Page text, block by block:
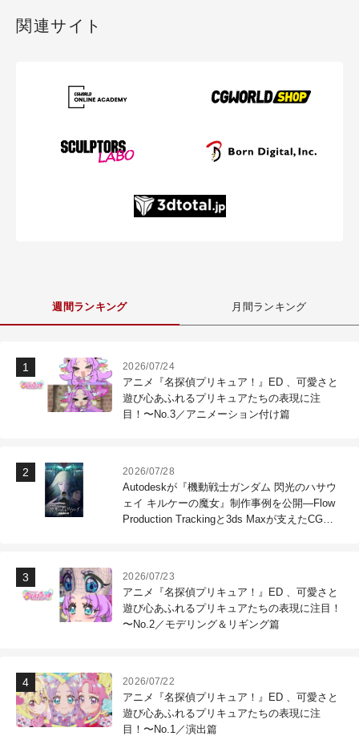
関連サイト
週間ランキング 月間ランキング
2026/07/24
アニメ『名探偵プリキュア！』ED 、可愛さと
遊び心あふれるプリキュアたちの表現に注
目！〜No.3／アニメーション付け篇
2026/07/28
Autodeskが『機動戦士ガンダム 閃光のハサウ
ェイ キルケーの魔女』制作事例を公開―Flow
Production Trackingと3ds Maxが支えたCG制
2026/07/23
アニメ『名探偵プリキュア！』ED 、可愛さと
遊び心あふれるプリキュアたちの表現に注目！
〜No.2／モデリング＆リギング篇
2026/07/22
アニメ『名探偵プリキュア！』ED 、可愛さと
遊び心あふれるプリキュアたちの表現に注
目！〜No.1／演出篇